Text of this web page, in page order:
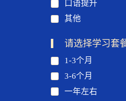
口语提升
其他
请选择学习套
1-3个月
3-6个月
一年左右